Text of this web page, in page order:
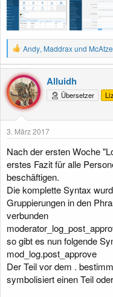
R
e
a
k
t
i
o
n
n
Andy, Maddraxund McAtze
Alluidh
Übersetzer
3. März 2017
Nach der ersten Woche
erstes Fazit für alle
beschäftigen.
Die komplette Syntax
Gruppierungen in den
verbunden
so gibt es nun folgende
mod_log.post_approve
Der Teil vor dem .
symbolisiert einen Teil